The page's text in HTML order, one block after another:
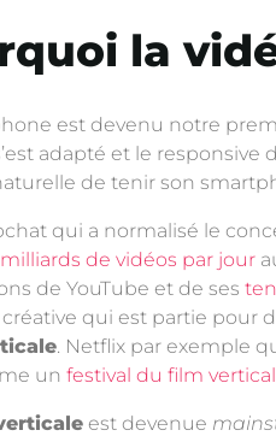
la
est devenu notre
adapté et le
de tenir son
qui a normalisé le
de vidéos par jour
de YouTube et de ses
qui est partie pour
. Netflix par exemple
un festival du film vertical
est devenue